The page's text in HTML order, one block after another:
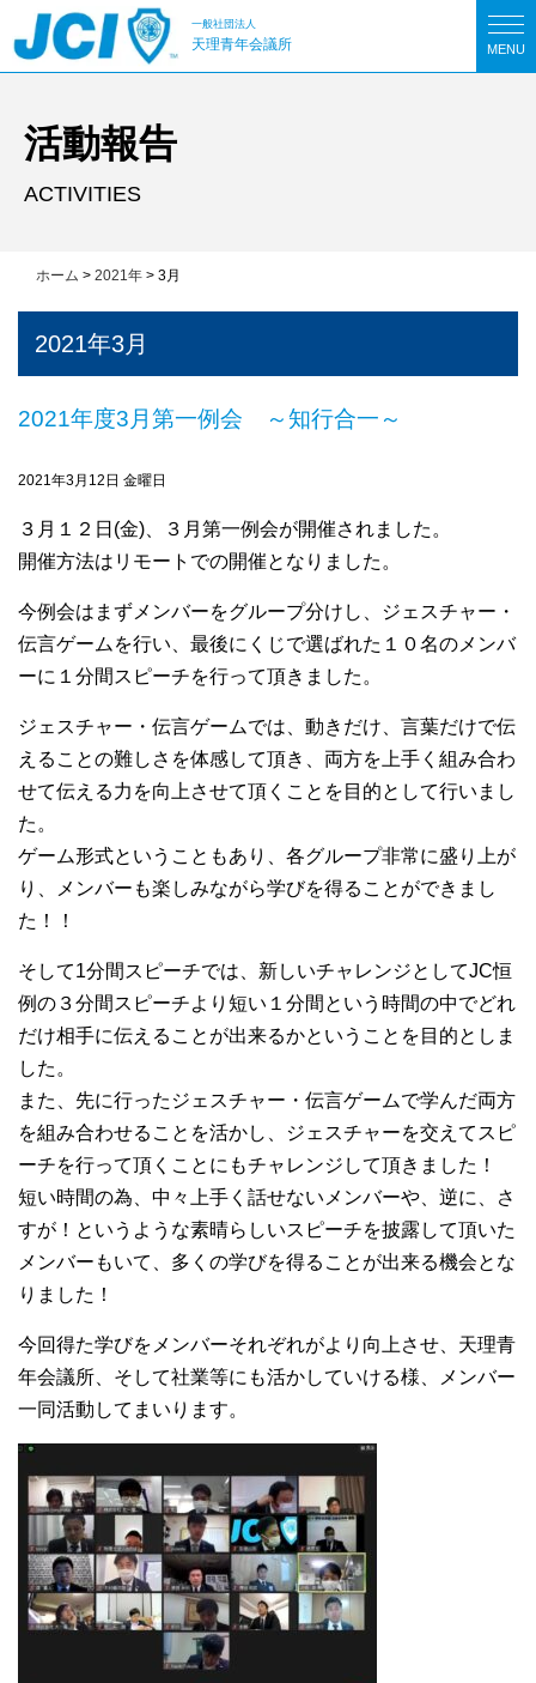
MENU
一般社団法人
天理青年会議所
活動報告
ACTIVITIES
ホーム > 2021年 > 3月
2021年3月
2021年度3月第一例会 ～知行合一～
2021年3月12日 金曜日
３月１２日(金)、３月第一例会が開催されました。
開催方法はリモートでの開催となりました。
今例会はまずメンバーをグループ分けし、ジェスチャー・
伝言ゲームを行い、最後にくじで選ばれた１０名のメンバ
ーに１分間スピーチを行って頂きました。
ジェスチャー・伝言ゲームでは、動きだけ、言葉だけで伝
えることの難しさを体感して頂き、両方を上手く組み合わ
せて伝える力を向上させて頂くことを目的として行いまし
た。
ゲーム形式ということもあり、各グループ非常に盛り上が
り、メンバーも楽しみながら学びを得ることができまし
た！！
そして1分間スピーチでは、新しいチャレンジとしてJC恒
例の３分間スピーチより短い１分間という時間の中でどれ
だけ相手に伝えることが出来るかということを目的としま
した。
また、先に行ったジェスチャー・伝言ゲームで学んだ両方
を組み合わせることを活かし、ジェスチャーを交えてスピ
ーチを行って頂くことにもチャレンジして頂きました！
短い時間の為、中々上手く話せないメンバーや、逆に、さ
すが！というような素晴らしいスピーチを披露して頂いた
メンバーもいて、多くの学びを得ることが出来る機会とな
りました！
今回得た学びをメンバーそれぞれがより向上させ、天理青
年会議所、そして社業等にも活かしていける様、メンバー
一同活動してまいります。